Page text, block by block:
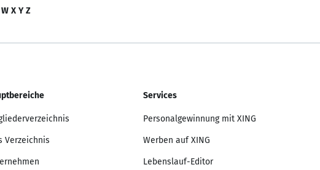
W X Y Z
Verzeichnis
Services
Personalgewinnung mit XING
Werben auf XING
Lebenslauf-Editor